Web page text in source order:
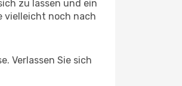
zu lassen und ein
vielleicht noch nach
Verlassen Sie sich